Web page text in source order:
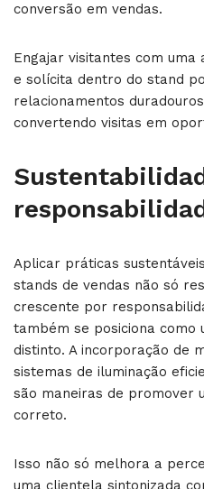
conversão em vendas.
Engajar visitantes com
e solícita dentro do stand
relacionamentos
convertendo visitas em
Aplicar práticas
stands de vendas não só
crescente por
também se posiciona como
distinto. A incorporação de
sistemas de iluminação
são maneiras de promover
correto.
Isso não só melhora a
uma clientela sintonizada